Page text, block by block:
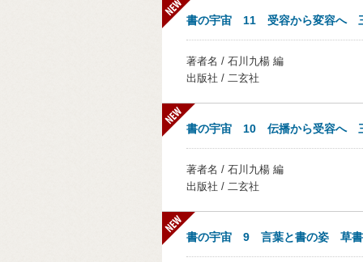
書の宇宙 11 受容から変容へ
著者名 / 石川九楊 編
出版社 / 二玄社
書の宇宙 10 伝播から受容へ
著者名 / 石川九楊 編
出版社 / 二玄社
書の宇宙 9 言葉と書の姿 草書